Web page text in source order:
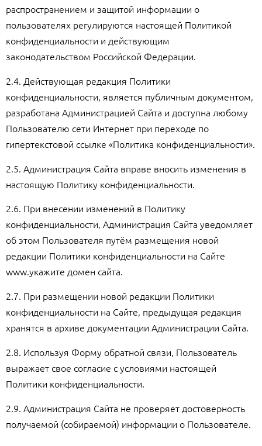
распространением и защитой информации о
пользователях регулируются настоящей Политикой
конфиденциальности и действующим
законодательством Российской Федерации.
2.4. Действующая редакция Политики
конфиденциальности, является публичным документом,
разработана Администрацией Сайта и доступна любому
Пользователю сети Интернет при переходе по
гипертекстовой ссылке «Политика конфиденциальности».
2.5. Администрация Сайта вправе вносить изменения в
настоящую Политику конфиденциальности.
2.6. При внесении изменений в Политику
конфиденциальности, Администрация Сайта уведомляет
об этом Пользователя путём размещения новой
редакции Политики конфиденциальности на Сайте
www.укажите домен сайта.
2.7. При размещении новой редакции Политики
конфиденциальности на Сайте, предыдущая редакция
хранятся в архиве документации Администрации Сайта.
2.8. Используя Форму обратной связи, Пользователь
выражает свое согласие с условиями настоящей
Политики конфиденциальности.
2.9. Администрация Сайта не проверяет достоверность
получаемой (собираемой) информации о Пользователе.